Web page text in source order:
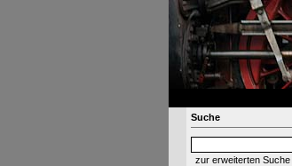
Suche
zur erweiterten Suche